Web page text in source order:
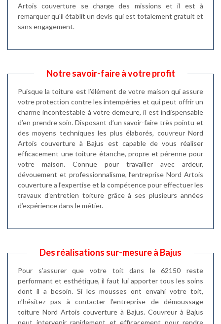
Artois couverture se charge des missions et il est à
remarquer qu'il établit un devis qui est totalement gratuit et
sans engagement.
Notre savoir-faire à votre profit
Puisque la toiture est l’élément de votre maison qui assure
votre protection contre les intempéries et qui peut offrir un
charme incontestable à votre demeure, il est indispensable
d’en prendre soin. Disposant d’un savoir-faire très pointu et
des moyens techniques les plus élaborés, couvreur Nord
Artois couverture à Bajus est capable de vous réaliser
efficacement une toiture étanche, propre et pérenne pour
votre maison. Connue pour travailler avec ardeur,
dévouement et professionnalisme, l’entreprise Nord Artois
couverture a l’expertise et la compétence pour effectuer les
travaux d’entretien toiture grâce à ses plusieurs années
d’expérience dans le métier.
Des réalisations sur-mesure à Bajus
Pour s’assurer que votre toit dans le 62150 reste
performant et esthétique, il faut lui apporter tous les soins
dont il a besoin. Si les mousses ont envahi votre toit,
n’hésitez pas à contacter l’entreprise de démoussage
toiture Nord Artois couverture à Bajus. Couvreur à Bajus
peut intervenir rapidement et efficacement pour rendre